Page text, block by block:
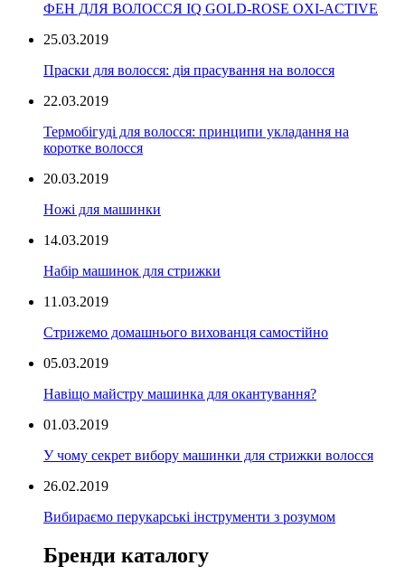
ФЕН ДЛЯ ВОЛОССЯ IQ GOLD-ROSE OXI-ACTIVE
25.03.2019
Праски для волосся: дія прасування на волосся
22.03.2019
Термобігуді для волосся: принципи укладання на
коротке волосся
20.03.2019
Ножі для машинки
14.03.2019
Набір машинок для стрижки
11.03.2019
Стрижемо домашнього вихованця самостійно
05.03.2019
Навіщо майстру машинка для окантування?
01.03.2019
У чому секрет вибору машинки для стрижки волосся
26.02.2019
Вибираємо перукарські інструменти з розумом
Бренди каталогу